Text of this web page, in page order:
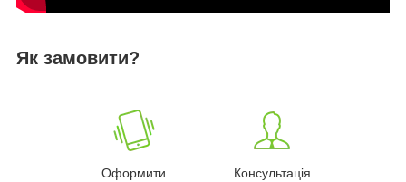
Як замовити?
Оформити
Консультація